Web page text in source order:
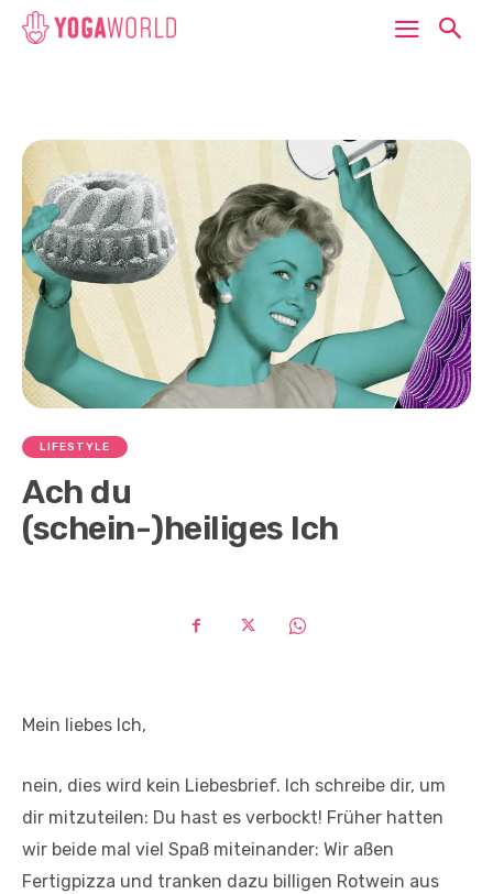
LIFESTYLE
Ach du
(schein-)heiliges Ich
Mein liebes Ich,
nein, dies wird kein Liebesbrief. Ich schreibe dir, um
dir mitzuteilen: Du hast es verbockt! Früher hatten
wir beide mal viel Spaß miteinander: Wir aßen
Fertigpizza und tranken dazu billigen Rotwein aus